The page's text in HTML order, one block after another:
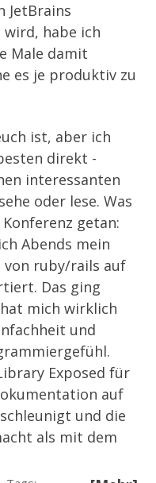
JetBrains
habe ich
Male damit
es je produktiv zu
ist, aber ich
direkt -
interessanten
oder lese. Was
getan:
Abends mein
von ruby/rails auf
Das ging
mich wirklich
und
Exposed für
auf
und die
als mit dem